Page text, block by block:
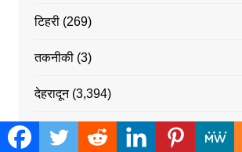
टिहरी(269)
तकनीकी(3)
देहरादून(3,394)
धर्म संस्कृति (5)